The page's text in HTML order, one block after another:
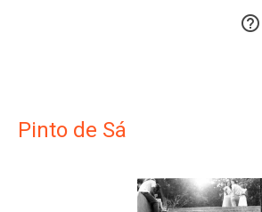

Pinto de Sá